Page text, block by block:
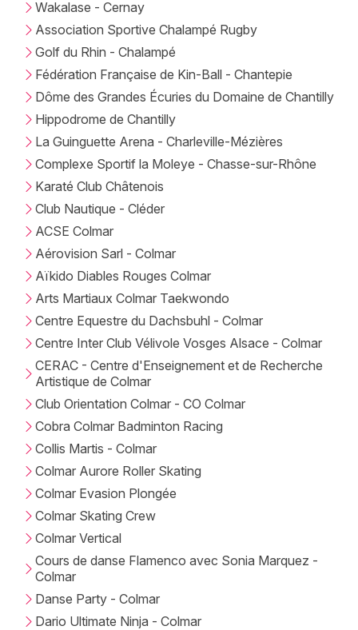
Wakalase - Cernay
Association Sportive Chalampé Rugby
Golf du Rhin - Chalampé
Fédération Française de Kin-Ball - Chantepie
Dôme des Grandes Écuries du Domaine de Chantilly
Hippodrome de Chantilly
La Guinguette Arena - Charleville-Mézières
Complexe Sportif la Moleye - Chasse-sur-Rhône
Karaté Club Châtenois
Club Nautique - Cléder
ACSE Colmar
Aérovision Sarl - Colmar
Aïkido Diables Rouges Colmar
Arts Martiaux Colmar Taekwondo
Centre Equestre du Dachsbuhl - Colmar
Centre Inter Club Vélivole Vosges Alsace - Colmar
CERAC - Centre d'Enseignement et de Recherche
Artistique de Colmar
Club Orientation Colmar - CO Colmar
Cobra Colmar Badminton Racing
Collis Martis - Colmar
Colmar Aurore Roller Skating
Colmar Evasion Plongée
Colmar Skating Crew
Colmar Vertical
Cours de danse Flamenco avec Sonia Marquez -
Colmar
Danse Party - Colmar
Dario Ultimate Ninja - Colmar